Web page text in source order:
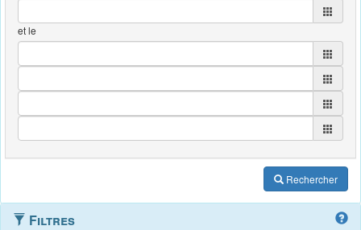
et le
Rechercher
Filtres